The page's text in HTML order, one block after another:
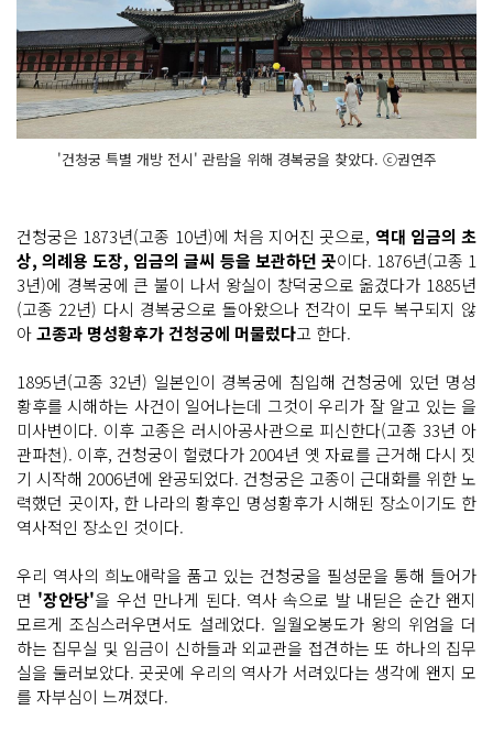
'건청궁 특별 개방 전시' 관람을 위해 경복궁을 찾았다. ⓒ권연주
건청궁은 1873년(고종 10년)에 처음 지어진 곳으로, 역대 임금의 초
상, 의례용 도장, 임금의 글씨 등을 보관하던 곳이다. 1876년(고종 1
3년)에 경복궁에 큰 불이 나서 왕실이 창덕궁으로 옮겼다가 1885년
(고종 22년) 다시 경복궁으로 돌아왔으나 전각이 모두 복구되지 않
아고종과 명성황후가 건청궁에 머물렀다고 한다.
1895년(고종 32년) 일본인이 경복궁에 침입해 건청궁에 있던 명성
황후를 시해하는 사건이 일어나는데 그것이 우리가 잘 알고 있는 을
미사변이다. 이후 고종은 러시아공사관으로 피신한다(고종 33년 아
관파천). 이후, 건청궁이 헐렸다가 2004년 옛 자료를 근거해 다시 짓
기 시작해 2006년에 완공되었다. 건청궁은 고종이 근대화를 위한 노
력했던 곳이자, 한 나라의 황후인 명성황후가 시해된 장소이기도 한
역사적인 장소인 것이다.
우리 역사의 희노애락을 품고 있는 건청궁을 필성문을 통해 들어가
면 '장안당'을 우선 만나게 된다. 역사 속으로 발 내딛은 순간 왠지
모르게 조심스러우면서도 설레었다. 일월오봉도가 왕의 위엄을 더
하는 집무실 및 임금이 신하들과 외교관을 접견하는 또 하나의 집무
실을 둘러보았다. 곳곳에 우리의 역사가 서려있다는 생각에 왠지 모
를 자부심이 느껴졌다.